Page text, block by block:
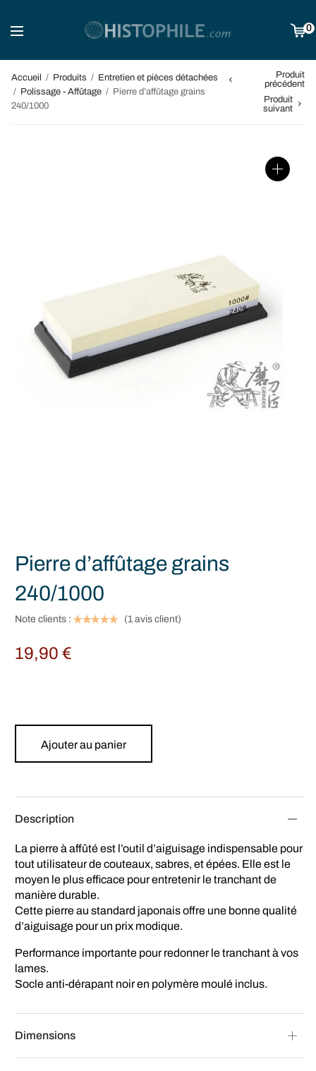
0
Accueil / Produits / Entretien et pièces détachées
/ Polissage - Affûtage / Pierre d’affûtage grains
240/1000
Produit
précédent
Produit
suivant
Pierre d’affûtage grains
240/1000
Note clients : (1 avis client)
19,90€
Ajouter au panier
Description
La pierre à affûté est l’outil d’aiguisage indispensable pour
tout utilisateur de couteaux, sabres, et épées. Elle est le
moyen le plus efficace pour entretenir le tranchant de
manière durable.
Cette pierre au standard japonais offre une bonne qualité
d’aiguisage pour un prix modique.
Performance importante pour redonner le tranchant à vos
lames.
Socle anti-dérapant noir en polymère moulé inclus.
Dimensions